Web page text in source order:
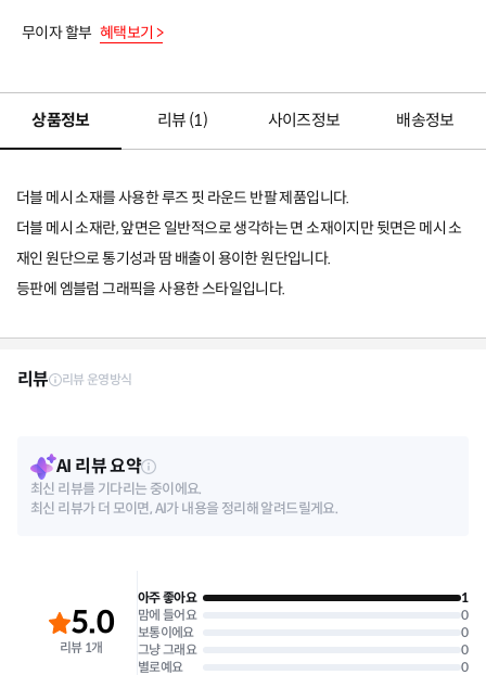
무이자 할부 혜택보기 >
상품정보 리뷰 (1) 사이즈정보 배송정보
더블 메시 소재를 사용한 루즈 핏 라운드 반팔 제품입니다.
더블 메시 소재란, 앞면은 일반적으로 생각하는 면 소재이지만 뒷면은 메시 소
재인 원단으로 통기성과 땀 배출이 용이한 원단입니다.
등판에 엠블럼 그래픽을 사용한 스타일입니다.